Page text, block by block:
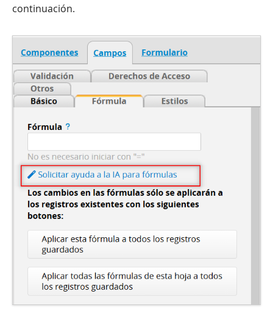
continuación.